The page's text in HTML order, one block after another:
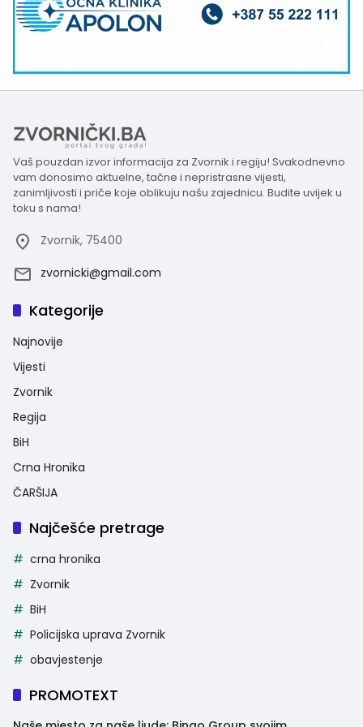
Vaš pouzdan izvor informacija za Zvornik i regiju! Svakodnevno
vam donosimo aktuelne, tačne i nepristrasne vijesti,
zanimljivosti i priče koje oblikuju našu zajednicu. Budite uvijek u
toku s nama!
Zvornik, 75400
zvornicki@gmail.com
Kategorije
Najnovije
Vijesti
Zvornik
Regija
BiH
Crna Hronika
ČARŠIJA
Najčešće pretrage
crna hronika
Zvornik
BiH
Policijska uprava Zvornik
obavjestenje
PROMOTEXT